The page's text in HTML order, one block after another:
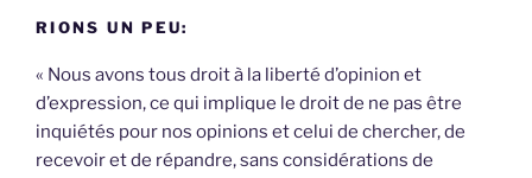
RIONS UN PEU:
« Nous avons tous droit à la liberté d’opinion et
d’expression, ce qui implique le droit de ne pas être
inquiétés pour nos opinions et celui de chercher, de
recevoir et de répandre, sans considérations de